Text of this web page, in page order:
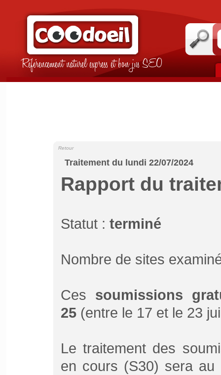
Référencement naturel express et bon jus SEO
Traitement du lundi 22/07/2024
Retour
Rapport du
Statut : terminé
Nombre de sites
Ces soumissions
25(entre le 17 et le 23
Le traitement des
en cours (S30) sera